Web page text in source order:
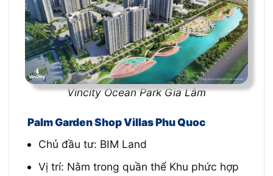
Vincity Ocean Park Gia Lâm
Palm Garden Shop Villas Phu Quoc
Chủ đầu tư: BIM Land
Vị trí: Nằm trong quần thể Khu phức hợp